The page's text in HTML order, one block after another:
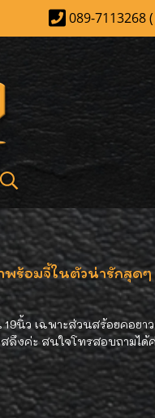
089-7113268
พร้อมจี้ในตัวน่ารักสุดๆ
นิ้ว เฉพาะส่วนสร้อยคอยา
สลึงค่ะ สนใจโทรสอบถามไ